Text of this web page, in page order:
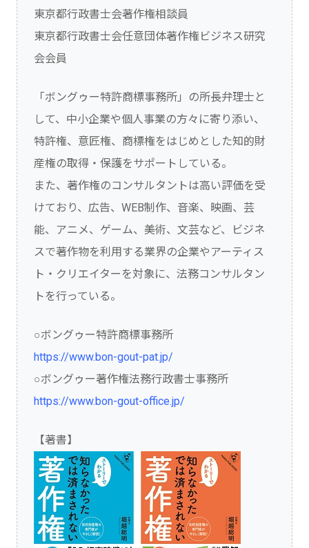
東京都行政書士会著作権相談員
東京都行政書士会任意団体著作権ビジネス研究
会会員
「ボングゥー特許商標事務所」の所長弁理士と
して、中小企業や個人事業の方々に寄り添い、
特許権、意匠権、商標権をはじめとした知的財
産権の取得・保護をサポートしている。
また、著作権のコンサルタントは高い評価を受
けており、広告、WEB制作、音楽、映画、芸
能、アニメ、ゲーム、美術、文芸など、ビジネ
スで著作物を利用する業界の企業やアーティス
ト・クリエイターを対象に、法務コンサルタン
トを行っている。
○ボングゥー特許商標事務所
https://www.bon-gout-pat.jp/
○ボングゥー著作権法務行政書士事務所
https://www.bon-gout-office.jp/
【著書】